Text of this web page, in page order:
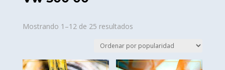
Mostrando 1–12 de 25 resultadosSorted
popularity